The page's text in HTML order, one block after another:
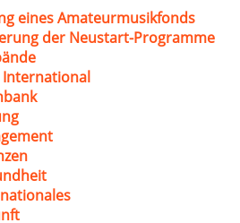
eines Amateurmusikfonds
der Neustart-Programme
International